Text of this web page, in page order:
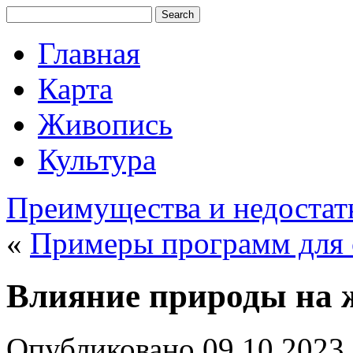
Главная
Карта
Живопись
Культура
Преимущества и
« Примеры программ для
Влияние природы на